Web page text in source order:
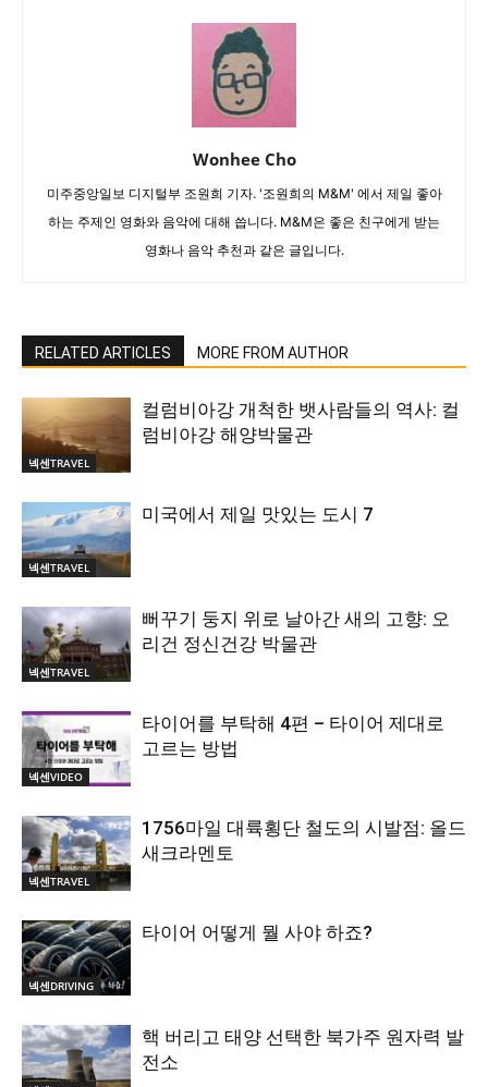
Wonhee Cho
미주중앙일보 디지털부 조원희 기자. '조원희의 M&M' 에서 제일 좋아
하는 주제인 영화와 음악에 대해 씁니다. M&M은 좋은 친구에게 받는
영화나 음악 추천과 같은 글입니다.
RELATED ARTICLES MORE FROM AUTHOR
넥센TRAVEL
컬럼비아강 개척한 뱃사람들의 역사: 컬
럼비아강 해양박물관
넥센TRAVEL
미국에서 제일 맛있는 도시 7
넥센TRAVEL
뻐꾸기 둥지 위로 날아간 새의 고향: 오
리건 정신건강 박물관
넥센VIDEO
타이어를 부탁해 4편 – 타이어 제대로
고르는 방법
넥센TRAVEL
1756마일 대륙횡단 철도의 시발점: 올드
새크라멘토
넥센DRIVING
타이어 어떻게 뭘 사야 하죠?
핵 버리고 태양 선택한 북가주 원자력 발
전소